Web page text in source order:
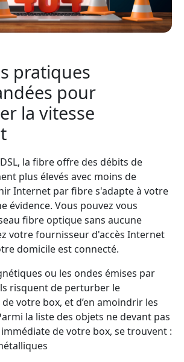
pratiques
pour
la vitesse
la fibre offre des débits de
plus élevés avec moins de
Internet par fibre s'adapte à votre
évidence. Vous pouvez vous
fibre optique sans aucune
votre fournisseur d'accès Internet
domicile est connecté.
ou les ondes émises par
risquent de perturber le
votre box, et d’en amoindrir les
la liste des objets ne devant pas
de votre box, se trouvent :